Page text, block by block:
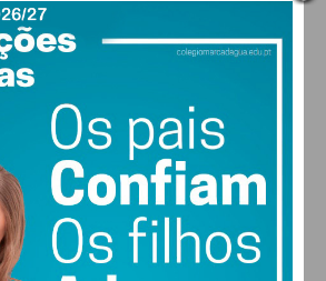
PAÇOS DE FERREIRA
vento: 2m/s O
MAX 27 • MIN 27
28
SÁB
28°
DOM
29
SEG